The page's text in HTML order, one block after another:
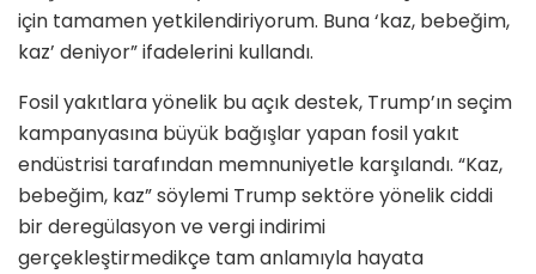
için tamamen yetkilendiriyorum. Buna ‘kaz, bebeğim,
kaz’ deniyor” ifadelerini kullandı.
Fosil yakıtlara yönelik bu açık destek, Trump’ın seçim
kampanyasına büyük bağışlar yapan fosil yakıt
endüstrisi tarafından memnuniyetle karşılandı. “Kaz,
bebeğim, kaz” söylemi Trump sektöre yönelik ciddi
bir deregülasyon ve vergi indirimi
gerçekleştirmedikçe tam anlamıyla hayata